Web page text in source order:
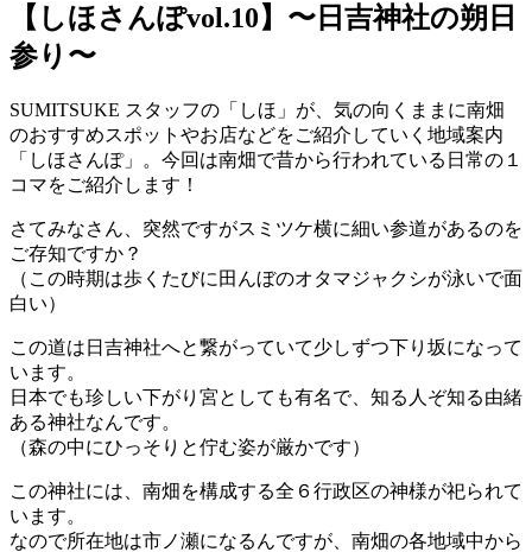
【しほさんぽvol.10】〜日吉神社の朔日
参り〜
SUMITSUKE スタッフの「しほ」が、気の向くままに南畑
のおすすめスポットやお店などをご紹介していく地域案内
「しほさんぽ」。今回は南畑で昔から行われている日常の１
コマをご紹介します！
さてみなさん、突然ですがスミツケ横に細い参道があるのを
ご存知ですか？
（この時期は歩くたびに田んぼのオタマジャクシが泳いで面
白い）
この道は日吉神社へと繋がっていて少しずつ下り坂になって
います。
日本でも珍しい下がり宮としても有名で、知る人ぞ知る由緒
ある神社なんです。
（森の中にひっそりと佇む姿が厳かです）
この神社には、南畑を構成する全６行政区の神様が祀られて
います。
なので所在地は市ノ瀬になるんですが、南畑の各地域中から